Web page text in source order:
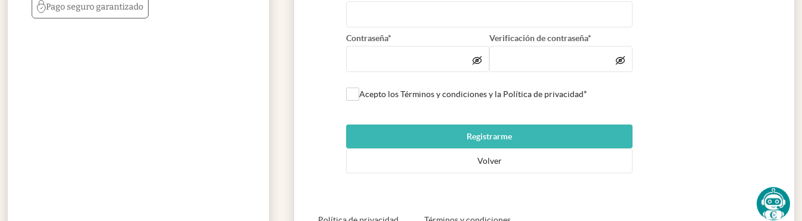
Pago segurogarantizado
Contraseña* Verificación de contraseña*
Acepto los Términos y condiciones y la Política de privacidad*
Registrarme
Volver